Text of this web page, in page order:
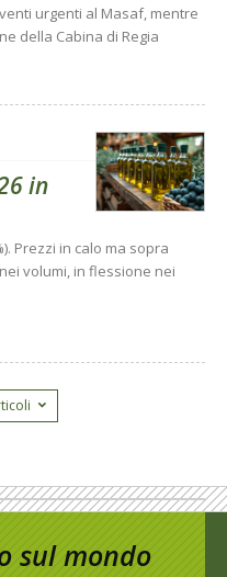
urgenti al Masaf, mentre
della Cabina di Regia
in
Prezzi in calo ma sopra
volumi, in flessione nei
sul mondo